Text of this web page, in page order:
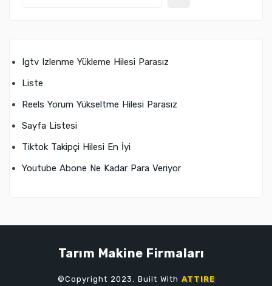
Igtv Izlenme Yükleme Hilesi Parasız
Liste
Reels Yorum Yükseltme Hilesi Parasız
Sayfa Listesi
Tiktok Takipçi Hilesi En İyi
Youtube Abone Ne Kadar Para Veriyor
Tarım Makine Firmaları
©Copyright 2023. Built With ATTIRE